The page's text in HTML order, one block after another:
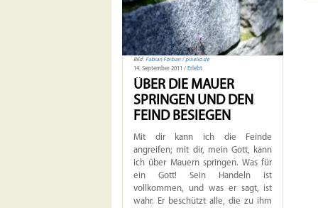
Bild: Fabian Forban / pixelio.de
14. September 2011 / Erlebt
ÜBER DIE MAUER
SPRINGEN UND DEN
FEIND BESIEGEN
Mit dir kann ich die Feinde
angreifen; mit dir, mein Gott, kann
ich über Mauern springen. Was für
ein Gott! Sein Handeln ist
vollkommen, und was er sagt, ist
wahr. Er beschützt alle, die zu ihm